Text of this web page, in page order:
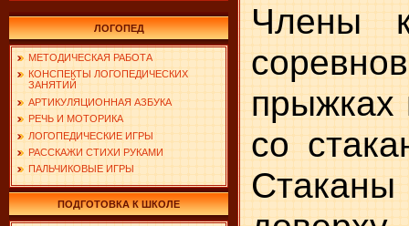
ЛОГОПЕД
МЕТОДИЧЕСКАЯ РАБОТА
КОНСПЕКТЫ ЛОГОПЕДИЧЕСКИХ
ЗАНЯТИЙ
АРТИКУЛЯЦИОННАЯ АЗБУКА
РЕЧЬ И МОТОРИКА
ЛОГОПЕДИЧЕСКИЕ ИГРЫ
РАССКАЖИ СТИХИ РУКАМИ
ПАЛЬЧИКОВЫЕ ИГРЫ
ПОДГОТОВКА К ШКОЛЕ
Члены
прыжках
со